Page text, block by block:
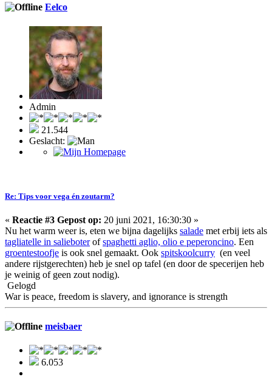
Eelco
Admin
21.544
Geslacht:
Re: Tips voor vega én zoutarm?
« Reactie #3 Gepost op: 20 juni 2021, 16:30:30 »
Nu het warm weer is, eten we bijna dagelijks salade met erbij iets als
tagliatelle in salieboterofspaghetti aglio, olio e peperoncino. Een
groentestoofje is ook snel gemaakt. Ook spitskoolcurry (en veel
andere rijstgerechten) heb je snel op tafel (en door de specerijen heb
je weinig of geen zout nodig).
Gelogd
War is peace, freedom is slavery, and ignorance is strength
meisbaer
6.053